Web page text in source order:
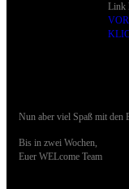
Link
Nun aber viel Spaß mit den
Bis in zwei Wochen,
Euer WELcome Team